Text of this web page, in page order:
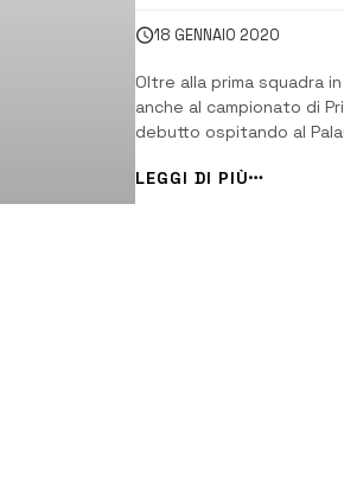
18 GENNAIO 2020
Oltre alla prima squadra
anche al campionato di
debutto ospitando al
giocatrici ben più
presenta ai nastri di […...
LEGGI DI PIÙ